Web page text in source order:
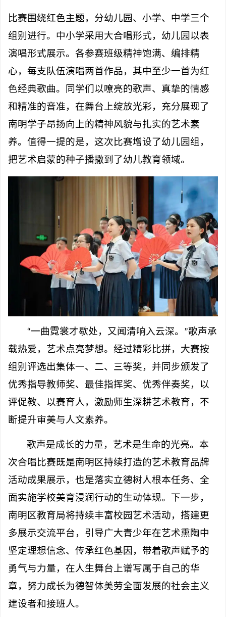
比赛围绕红色主题，分幼儿园、小学、中学三个
组别进行。中小学采用大合唱形式，幼儿园以表
演唱形式展示。各参赛班级精神饱满、编排精
心，每支队伍演唱两首作品，其中至少一首为红
色经典歌曲。同学们以嘹亮的歌声、真挚的情感
和精准的音准，在舞台上绽放光彩，充分展现了
南明学子昂扬向上的精神风貌与扎实的艺术素
养。值得一提的是，这次比赛增设了幼儿园组，
把艺术启蒙的种子播撒到了幼儿教育领域。
“一曲霓裳才歇处，又闻清响入云深。 ”歌声承
载热爱，艺术点亮梦想。经过精彩比拼，大赛按
组别评选出集体一、二、三等奖，并同步颁发了
优秀指导教师奖、最佳指挥奖、优秀伴奏奖，以
评促教、以赛育人，激励师生深耕艺术教育，不
断提升审美与人文素养。
歌声是成长的力量，艺术是生命的光亮。本
次合唱比赛既是南明区持续打造的艺术教育品牌
活动成果展示，也是落实立德树人根本任务、全
面实施学校美育浸润行动的生动体现。下一步，
南明区教育局将持续丰富校园艺术活动，搭建更
多展示交流平台，引导广大青少年在艺术熏陶中
坚定理想信念、传承红色基因，带着歌声赋予的
勇气与力量，在人生舞台上谱写属于自己的华
章，努力成长为德智体美劳全面发展的社会主义
建设者和接班人。